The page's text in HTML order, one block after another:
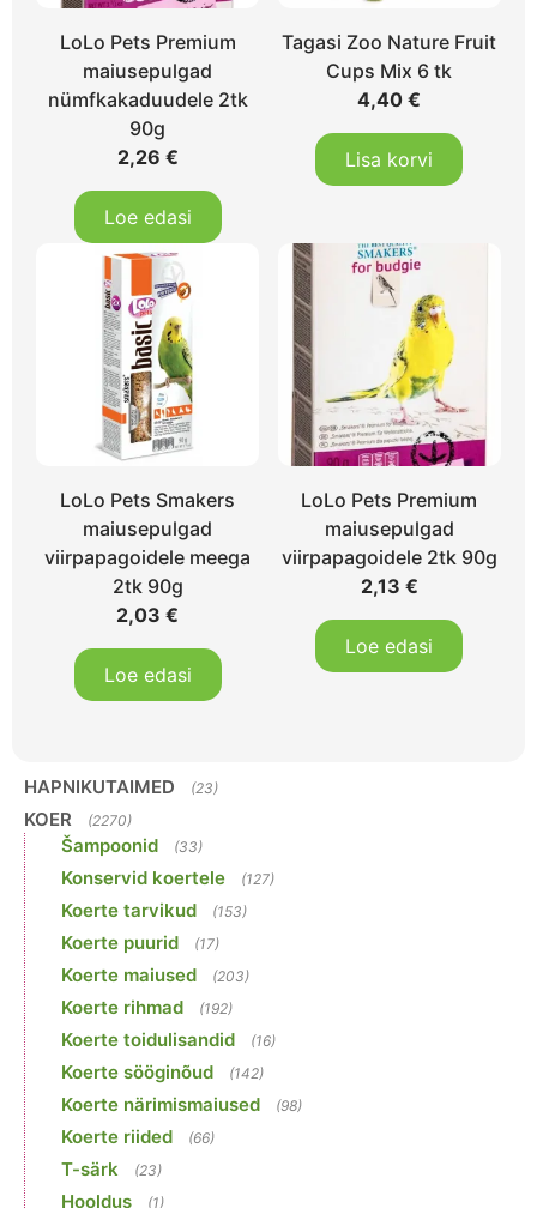
LoLo Pets Premium
maiusepulgad
nümfkakaduudele 2tk
90g
2,26 €
Loe edasi
Tagasi Zoo Nature Fruit
Cups Mix 6 tk
4,40€
Lisa korvi
LoLo Pets Smakers
maiusepulgad
viirpapagoidele meega
2tk 90g
2,03€
Loe edasi
LoLo Pets Premium
maiusepulgad
viirpapagoidele 2tk 90g
2,13 €
Loe edasi
HAPNIKUTAIMED (23)
KOER (2270)
Šampoonid (33)
Konservid koertele (127)
Koerte tarvikud (153)
Koerte puurid (17)
Koerte maiused (203)
Koerte rihmad (192)
Koerte toidulisandid (16)
Koerte sööginõud (142)
Koerte närimismaiused (98)
Koerte riided (66)
T-särk (23)
Hooldus (1)